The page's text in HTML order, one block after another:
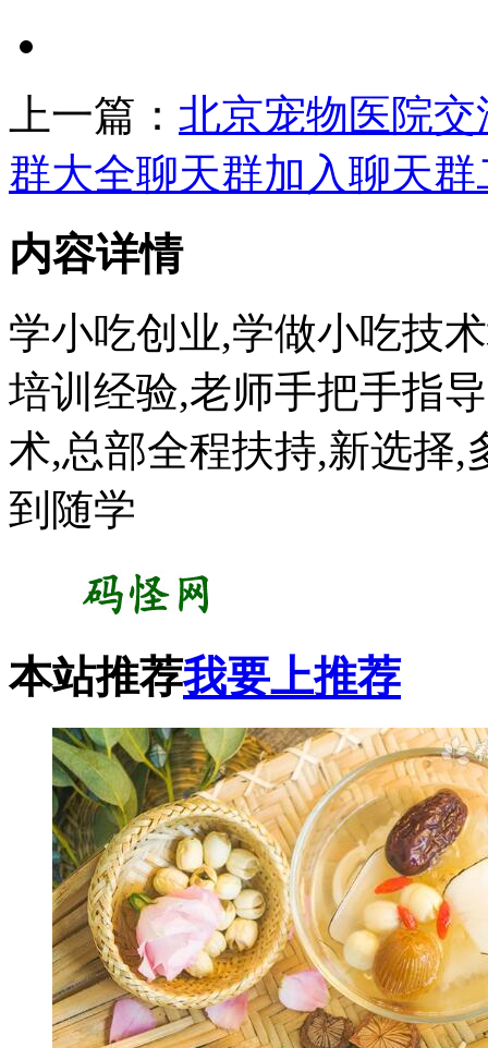
上一篇： 北京宠物医院交
群大全聊天群加入聊天群
内容详情
学小吃创业,学做小吃技
培训经验,老师手把手指
术,总部全程扶持,新选择,
到随学
本站推荐我要上推荐